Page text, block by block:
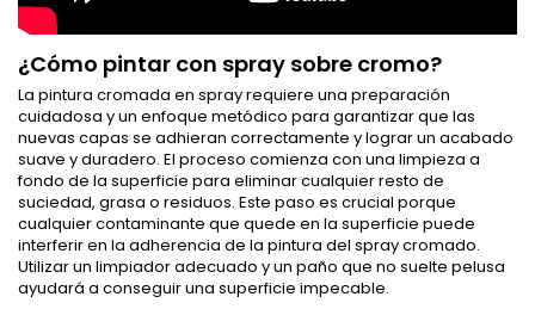
¿Cómo pintar con spray sobre cromo?
La pintura cromada en spray requiere una preparación
cuidadosa y un enfoque metódico para garantizar que las
nuevas capas se adhieran correctamente y lograr un acabado
suave y duradero. El proceso comienza con una limpieza a
fondo de la superficie para eliminar cualquier resto de
suciedad, grasa o residuos. Este paso es crucial porque
cualquier contaminante que quede en la superficie puede
interferir en la adherencia de la pintura del spray cromado.
Utilizar un limpiador adecuado y un paño que no suelte pelusa
ayudará a conseguir una superficie impecable.